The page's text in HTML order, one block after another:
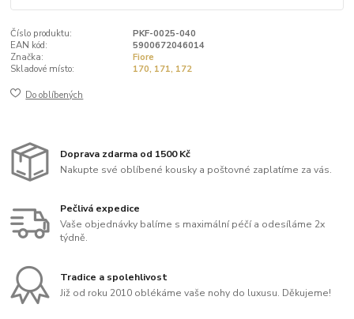
Číslo produktu:
PKF-0025-040
EAN kód:
5900672046014
Značka:
Fiore
Skladové místo:
170, 171, 172
Do oblíbených
Doprava zdarma od 1500 Kč
Nakupte své oblíbené kousky a poštovné zaplatíme za vás.
Pečlivá expedice
Vaše objednávky balíme s maximální péčí a odesíláme 2x
týdně.
Tradice a spolehlivost
Již od roku 2010 oblékáme vaše nohy do luxusu. Děkujeme!